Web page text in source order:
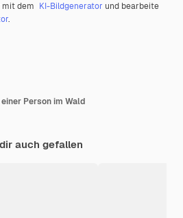
mit dem KI-Bildgenerator und bearbeite
.
Person im Wald
auch gefallen